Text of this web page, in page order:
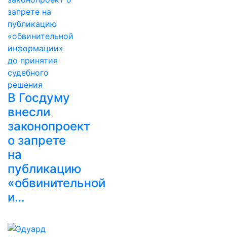
В Госдуму
внесли
законопроект
о запрете
на
публикацию
«обвинительной
и…